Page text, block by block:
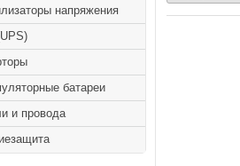
напряжения
батареи
и провода